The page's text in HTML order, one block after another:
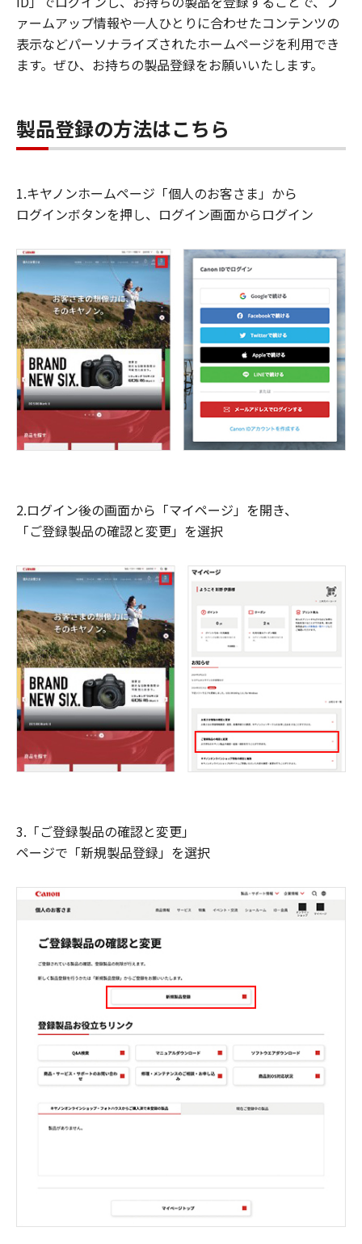
ァームアップ情報や一人ひとりに合わせたコンテンツの
表示などパーソナライズされたホームページを利用でき
ます。ぜひ、お持ちの製品登録をお願いいたします。
製品登録の方法はこちら
1.キヤノンホームページ「個人のお客さま」から
ログインボタンを押し、ログイン画面からログイン
2.ログイン後の画面から「マイページ」を開き、
「ご登録製品の確認と変更」を選択
3.「ご登録製品の確認と変更」
ページで「新規製品登録」を選択